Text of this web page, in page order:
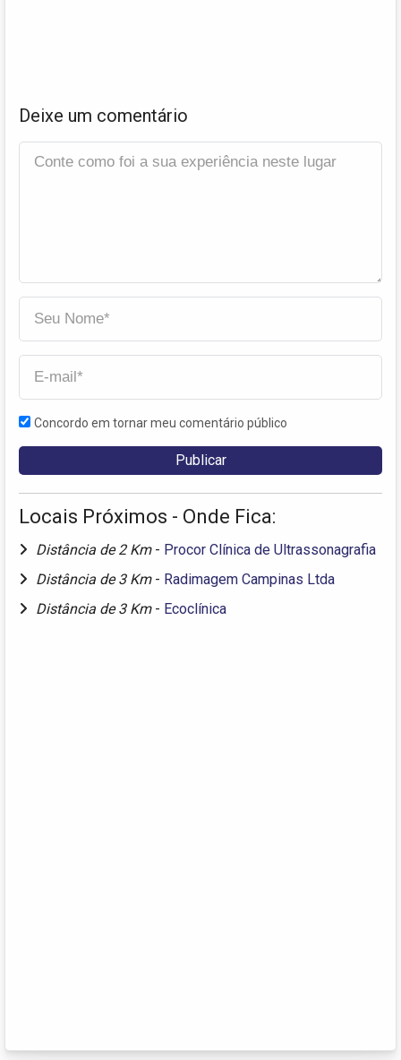
Deixe um comentário
Concordo em tornar meu comentário público
Locais Próximos - Onde Fica:
Distância de 2 Km - Procor Clínica de Ultrassonagrafia
Distância de 3 Km - Radimagem Campinas Ltda
Distância de 3 Km - Ecoclínica